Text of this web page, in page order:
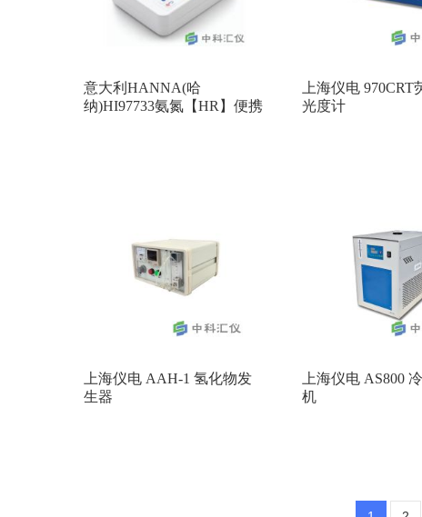
意大利HANNA(哈
纳)HI97733氨氮【HR】便携
上海仪电 970CRT
光度计
上海仪电 AAH-1 氢化物发
生器
上海仪电 AS800
机